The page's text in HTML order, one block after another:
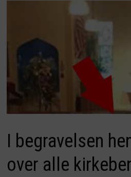
I begravelsen
over alle